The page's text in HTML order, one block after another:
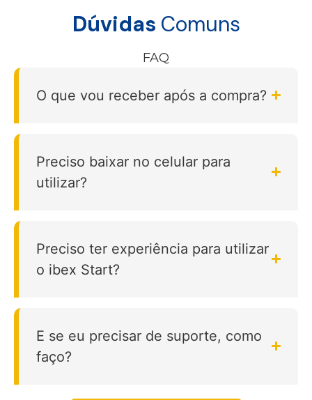
Dúvidas Comuns
FAQ
O que vou receber após a compra?
Preciso baixar no celular para
utilizar?
Preciso ter experiência para utilizar
o ibex Start?
E se eu precisar de suporte, como
faço?